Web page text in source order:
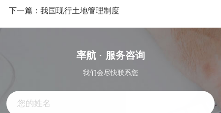
下一篇：我国现行土地管理制度
率航 · 服务咨询
我们会尽快联系您